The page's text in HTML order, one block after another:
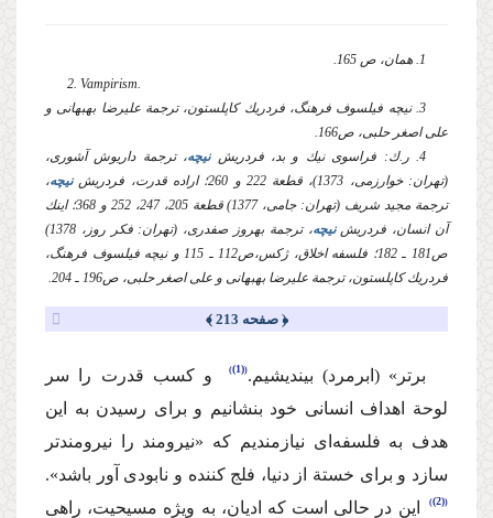
1. همان، ص 165.
2. Vampirism.
3. نیچه فیلسوف فرهنگ، فردریك كاپلستون، ترجمة علیرضا بهبهانی و
علی اصغر حلبی، ص166.
4. ر.ك: فراسوی نیك و بد،‌ فردریش
نیچه،‌ ترجمة داریوش آشوری،‌
(تهران: خوارزمی، 1373)، قطعة 222 و 260؛ اراده قدرت،‌ فردریش
نیچه،‌
ترجمة مجید شریف (تهران: جامی، 1377) قطعة 205،‌ 247،‌ 252 و 368؛ اینك
آن انسان،‌ فردریشنیچه
، ترجمة بهروز صفدری، (تهران: فكر روز، 1378)
ص181 ـ 182؛ فلسفه اخلاق، ژكس،‌ص112 ـ 115 و نیچه فیلسوف فرهنگ،
فردریك كاپلستون، ترجمة علیرضا بهبهانی و علی اصغر حلبی، ص196 ـ 204.
﴿ صفحه 213 ﴾
‌برتر» (ابرمرد) بیندیشیم. (1)
‌ و كسب قدرت را سر
لوحة‌ اهداف انسانی خود بنشانیم و برای رسیدن به این
هدف به فلسفه‌ای نیازمندیم كه «نیرومند را نیرومندتر
سازد و برای خستة از دنیا، فلج كننده و نابودی آور باشد».
(2)
‌ این در حالی است كه ادیان،‌ به ویژه مسیحیت،‌ راهی